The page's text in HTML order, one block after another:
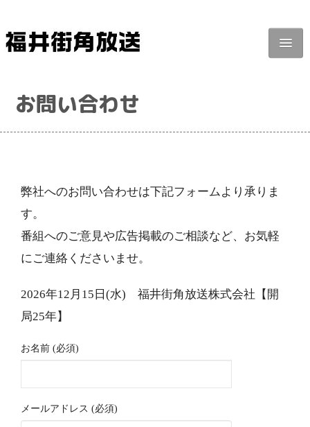
番組紹介
タイムテーブル
広告掲載
リクエスト・投稿
お問い合わせ
弊社へのお問い合わせは下記フォームより承りま
す。
番組へのご意見や広告掲載のご相談など、お気軽
にご連絡くださいませ。
2026年12月15日(水) 福井街角放送株式会社【開
局25年】
お名前 (必須)
メールアドレス (必須)